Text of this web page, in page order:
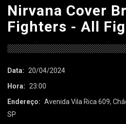
Nirvana Cover
Fighters - All
Data:
20/04/2024
Hora:
23:00
Endereço: Avenida Vila Rica 609,
SP